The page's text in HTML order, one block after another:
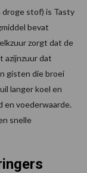
droge stof) is Tasty
bevat
zorgt dat de
azijnzuur dat
gisten die broei
langer koel en
en voederwaarde.
snelle